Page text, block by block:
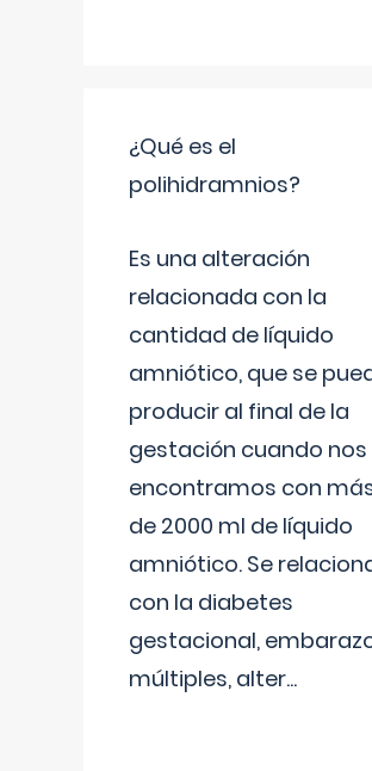
¿Qué es el
polihidramnios?
Es una alteración
relacionada con la
cantidad de líquido
amniótico, que se
producir al final de la
gestación cuando nos
encontramos con
de 2000 ml de líquido
amniótico. Se
con la diabetes
gestacional,
múltiples, alter...